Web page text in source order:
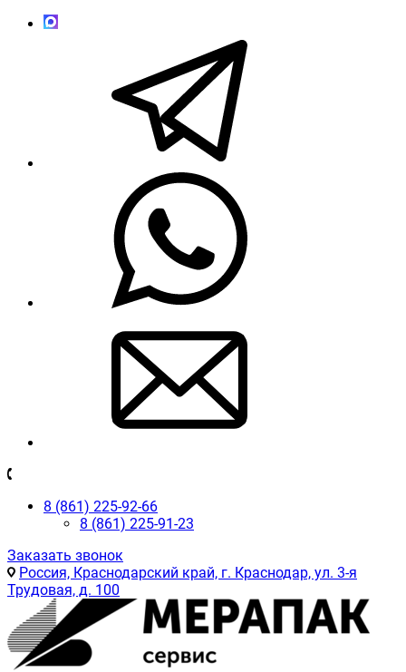
8 (861) 225-92-66
8 (861) 225-91-23
Заказать звонок
Россия, Краснодарский край, г. Краснодар, ул. 3-я
Трудовая, д. 100